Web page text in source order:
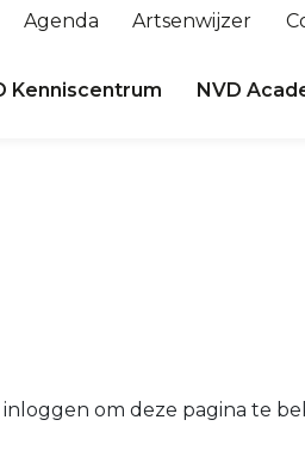
Agenda Artsenwijzer
Kenniscentrum NVD
om deze pagina te